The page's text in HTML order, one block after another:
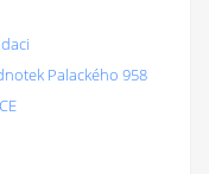
Palackého 958